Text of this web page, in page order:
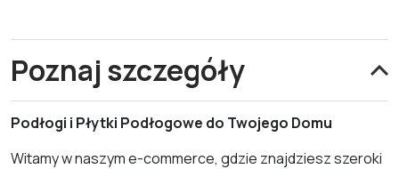
Poznaj szczegóły
Podłogi i Płytki Podłogowe do Twojego Domu
Witamy w naszym e-commerce, gdzie znajdziesz szeroki